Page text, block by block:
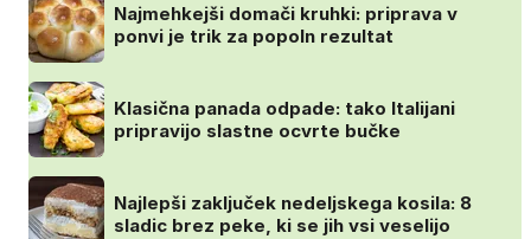
Najmehkejši domači kruhki: priprava v
ponvi je trik za popoln rezultat
Klasična panada odpade: tako Italijani
pripravijo slastne ocvrte bučke
Najlepši zaključek nedeljskega kosila: 8
sladic brez peke, ki se jih vsi veselijo